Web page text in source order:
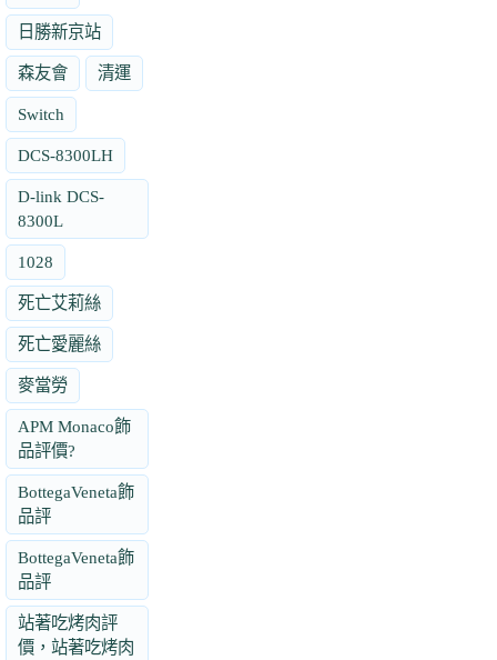
日勝新京站
森友會 清運
Switch
DCS-8300LH
D-link DCS-
8300L
1028
死亡艾莉絲
死亡愛麗絲
麥當勞
APM Monaco飾
品評價?
BottegaVeneta飾
品評
BottegaVeneta飾
品評
站著吃烤肉評
價，站著吃烤肉